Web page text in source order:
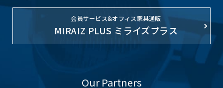
会員サービス&オフィス家具通販
MIRAIZ PLUS ミライズプラス
Our Partners